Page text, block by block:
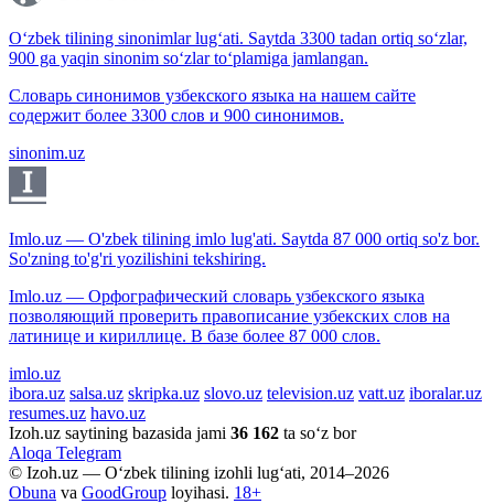
O‘zbek tilining sinonimlar lug‘ati. Saytda 3300 tadan ortiq so‘zlar,
900 ga yaqin sinonim so‘zlar to‘plamiga jamlangan.
Словарь синонимов узбекского языка на нашем сайте
содержит более 3300 слов и 900 синонимов.
sinonim.uz
Imlo.uz — O'zbek tilining imlo lug'ati. Saytda 87 000 ortiq so'z bor.
So'zning to'g'ri yozilishini tekshiring.
Imlo.uz — Орфографический словарь узбекского языка
позволяющий проверить правописание узбекских слов на
латинице и кириллице. В базе более 87 000 слов.
imlo.uz
ibora.uz salsa.uz skripka.uz slovo.uz television.uz vatt.uz iboralar.uz
resumes.uz havo.uz
Izoh.uz saytining bazasida jami 36 162 ta so‘z bor
Aloqa Telegram
© Izoh.uz — O‘zbek tilining izohli lug‘ati, 2014–2026
Obuna va GoodGroup loyihasi. 18+